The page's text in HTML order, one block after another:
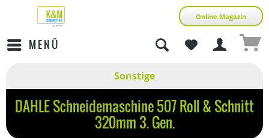
Online Magazin
MENÜ
Sonstige
DAHLE Schneidemaschine 507 Roll & Schnitt
320mm 3. Gen.